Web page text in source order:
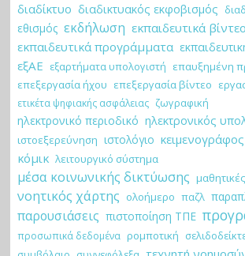
διαδίκτυο διαδικτυακός εκφοβισμός
εθισμός εκδήλωση εκπαιδευτικά βίντεο
εκπαιδευτικά προγράμματα
εξΑΕ εξαρτήματα υπολογιστή επαυξημένη
επεξεργασία ήχου επεξεργασία βίντεο
ετικέτα ψηφιακής ασφάλειας ζωγραφική
ηλεκτρονικό περιοδικό ηλεκτρονικός
ιστοεξερεύνηση ιστολόγιο κειμενογράφος
κόμικ λειτουργικό σύστημα
μέσα κοινωνικής δικτύωσης
νοητικός χάρτης ολοήμερο παζλ
παρουσιάσεις πιστοποίηση ΤΠΕ
προσωπικά δεδομένα ρομποτική